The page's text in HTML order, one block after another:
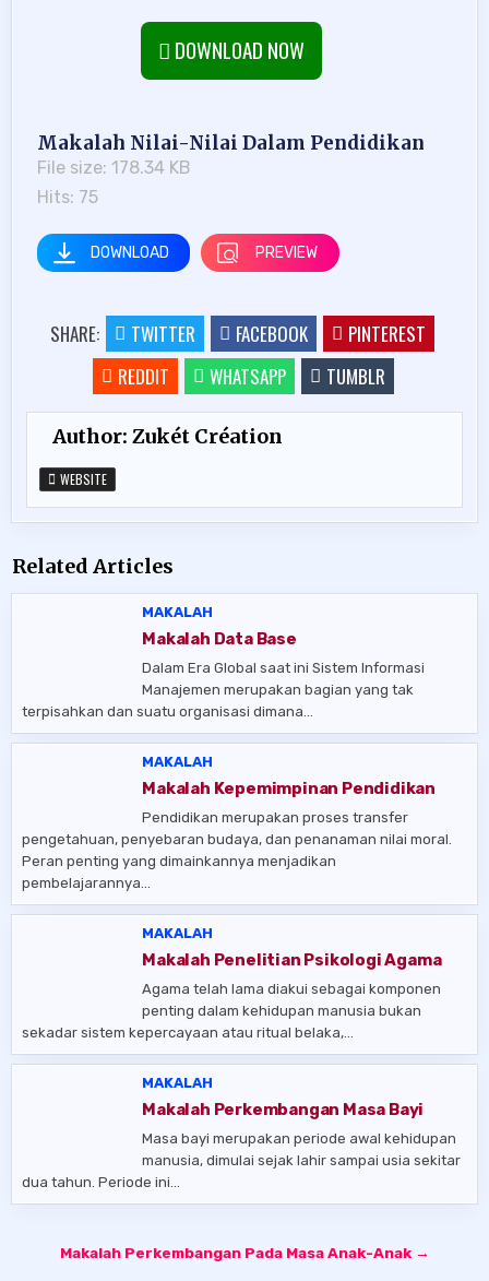
DOWNLOAD NOW
Makalah Nilai-Nilai Dalam Pendidikan
File size: 178.34 KB
Hits: 75
DOWNLOAD PREVIEW
SHARE: TWITTER FACEBOOK
PINTEREST
REDDIT
WHATSAPP TUMBLR
Author:Zukét Création
WEBSITE
Related Articles
MAKALAH
Makalah Data Base
Dalam Era Global saat ini Sistem Informasi
Manajemen merupakan bagian yang tak
terpisahkan dan suatu organisasi dimana…
MAKALAH
Makalah Kepemimpinan Pendidikan
Pendidikan merupakan proses transfer
pengetahuan, penyebaran budaya, dan penanaman nilai moral.
Peran penting yang dimainkannya menjadikan
pembelajarannya…
MAKALAH
Makalah Penelitian Psikologi Agama
Agama telah lama diakui sebagai komponen
penting dalam kehidupan manusia bukan
sekadar sistem kepercayaan atau ritual belaka,…
MAKALAH
Makalah Perkembangan Masa Bayi
Masa bayi merupakan periode awal kehidupan
manusia, dimulai sejak lahir sampai usia sekitar
dua tahun. Periode ini…
Makalah Perkembangan Pada Masa Anak-Anak →